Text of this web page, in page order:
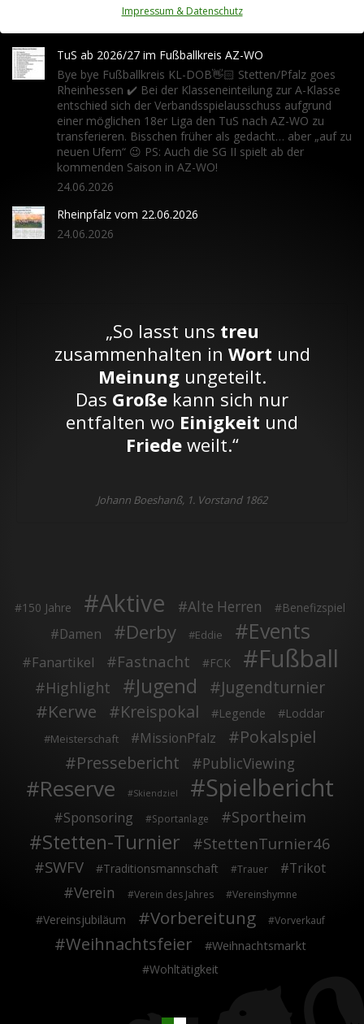
Impressum & Datenschutz
TuS ab 2026/27 im Fußballkreis AZ-WO
Bye bye Fußballkreis KL-DOB👋🏻 Stetten/Pfalz goes
Rheinhessen ✔️ Bei der Klasseneinteilung zur A-Klasse
entschied sich der Verbandsspielausschuss aufgrund
einer möglichen 18er Liga den TuS nach AZ-WO zu
transferieren. Bisschen früher als gedacht… aber „auf zu
neuen Ufern“ 😉 PS: Auch die SG II spielt ab der
kommenden Saison in AZ-WO!
24.06.2026
Rheinpfalz vom 22.06.2026
24.06.2026
„So lasst uns treu
zusammenhalten in Wort und
Meinungungeteilt.
Das Große kann sich nur
entfalten wo Einigkeit und
Friedeweilt.“
Johann Boeshanß, 1. Vorstand 1862
150 Jahre Aktive Alte Herren Benefizspiel
Damen Derby Eddie Events
Fanartikel Fastnacht FCK Fußball
Highlight Jugend Jugendturnier
Kerwe Kreispokal Legende Loddar
Meisterschaft MissionPfalz
Pokalspiel
Pressebericht
PublicViewing
Reserve Skiendziel Spielbericht
Sponsoring Sportanlage Sportheim
Stetten-Turnier
StettenTurnier46
SWFV
Traditionsmannschaft Trauer Trikot
Verein Verein des Jahres Vereinshymne
Vereinsjubiläum Vorbereitung Vorverkauf
Weihnachtsfeier Weihnachtsmarkt
Wohltätigkeit